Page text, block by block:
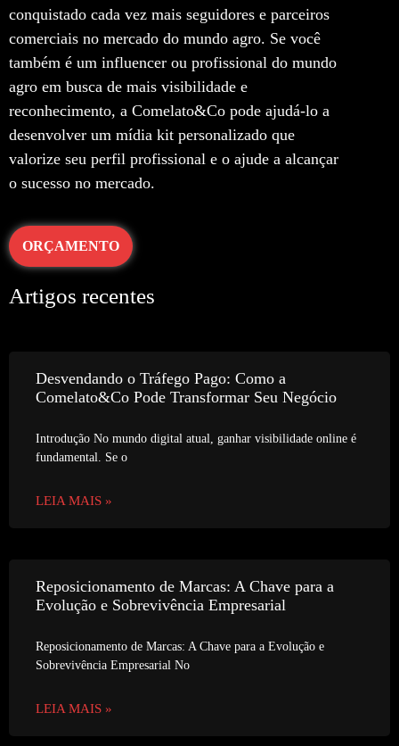
conquistado cada vez mais seguidores e parceiros
comerciais no mercado do mundo agro. Se você
também é um influencer ou profissional do mundo
agro em busca de mais visibilidade e
reconhecimento, a Comelato&Co pode ajudá-lo a
desenvolver um mídia kit personalizado que
valorize seu perfil profissional e o ajude a alcançar
o sucesso no mercado.
ORÇAMENTO
Artigos recentes
Desvendando o Tráfego Pago: Como a
Comelato&Co Pode Transformar Seu Negócio
Introdução No mundo digital atual, ganhar visibilidade online é
fundamental. Se o
LEIA MAIS »
Reposicionamento de Marcas: A Chave para a
Evolução e Sobrevivência Empresarial
Reposicionamento de Marcas: A Chave para a Evolução e
Sobrevivência Empresarial No
LEIA MAIS »